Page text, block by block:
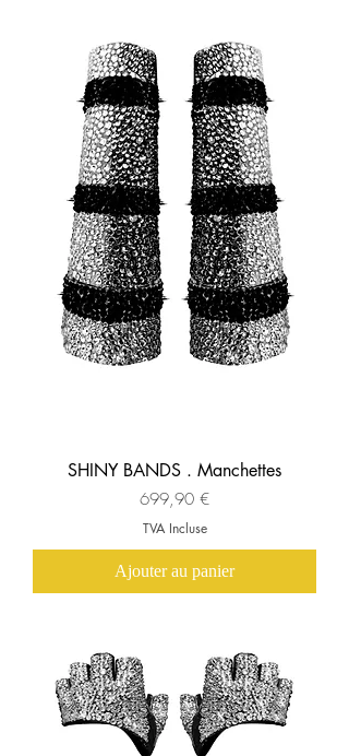
SHINY BANDS . Manchettes
Prix
699,90 €
TVA Incluse
Ajouter au panier